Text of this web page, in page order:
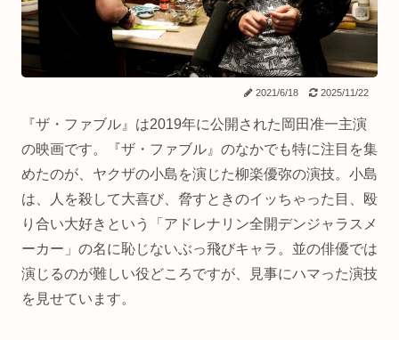
2021/6/18 2025/11/22
『ザ・ファブル』は2019年に公開された岡田准一主演
の映画です。『ザ・ファブル』のなかでも特に注目を集
めたのが、ヤクザの小島を演じた柳楽優弥の演技。小島
は、人を殺して大喜び、脅すときのイッちゃった目、殴
り合い大好きという「アドレナリン全開デンジャラスメ
ーカー」の名に恥じないぶっ飛びキャラ。並の俳優では
演じるのが難しい役どころですが、見事にハマった演技
を見せています。